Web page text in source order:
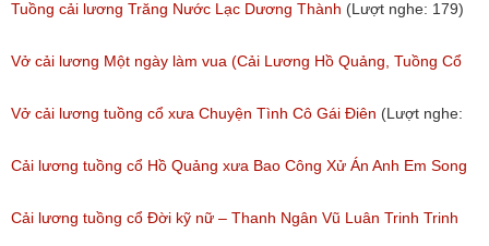
(Lượt nghe: 243)
Tuồng cải lương Trăng Nước Lạc Dương Thành (Lượt nghe: 179)
Vở cải lương Một ngày làm vua (Cải Lương Hồ Quảng, Tuồng Cổ
Xưa)
(Lượt nghe: 216)
Vở cải lương tuồng cổ xưa Chuyện Tình Cô Gái Điên (Lượt nghe:
146)
Cải lương tuồng cổ Hồ Quảng xưa Bao Công Xử Án Anh Em Song
Sinh
Cải lương tuồng cổ Đời kỹ nữ – Thanh Ngân Vũ Luân Trinh Trinh